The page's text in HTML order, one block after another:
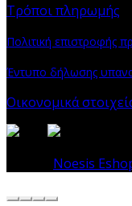
Τρόποι πληρωμής
Πολιτική επιστροφής
Έντυπο δήλωσης
Οικονομικά
Noesis